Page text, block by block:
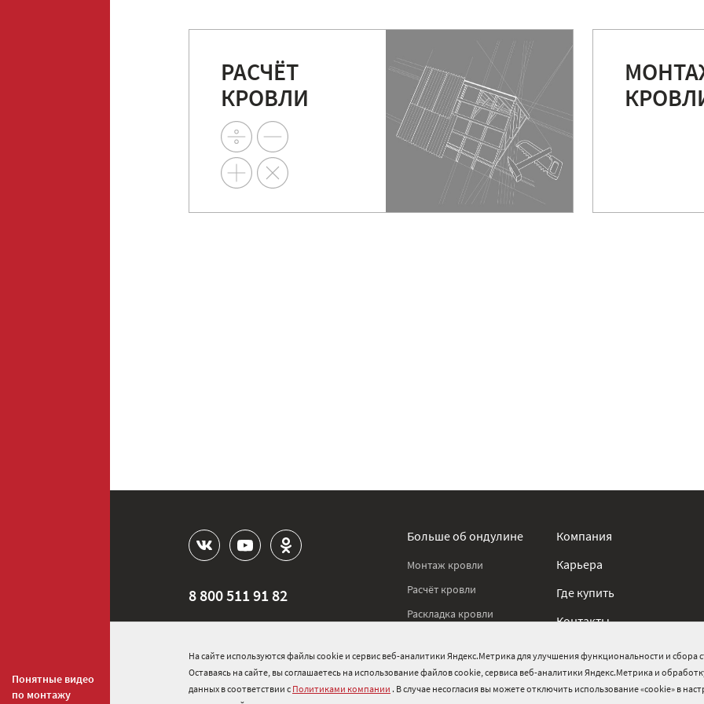
На сайте используются файлы cookie и сервис веб-аналитики Яндекс.Метрика для улучшения функциональности и сбора
Оставаясь на сайте, вы соглашаетесь на использование файлов cookie, сервиса веб-аналитики Яндекс.Метрика и
данных в соответствии с Политиками компании . В случае несогласия вы можете отключить использование «cookie» в
Понятные видео
по монтажу
РАСЧЁТ
КРОВЛИ
8 800 511 91 82
Россия Беларусь Казахстан
Больше об ондулине
Монтаж кровли
Расчёт кровли
Раскладка кровли
Реализованные проекты
Блог о кровле
Компания
Карьера
Где купить
Контакты
Охрана труда
Нормативные документы